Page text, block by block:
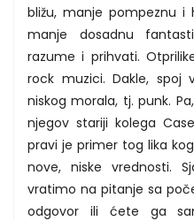
bližu, manje pompeznu
manje dosadnu
razume i prihvati.
rock muzici. Dakle, spoj
niskog morala, tj. punk.
njegov stariji kolega
pravi je primer tog lika
nove, niske vrednosti.
vratimo na pitanje sa
odgovor ili ćete ga